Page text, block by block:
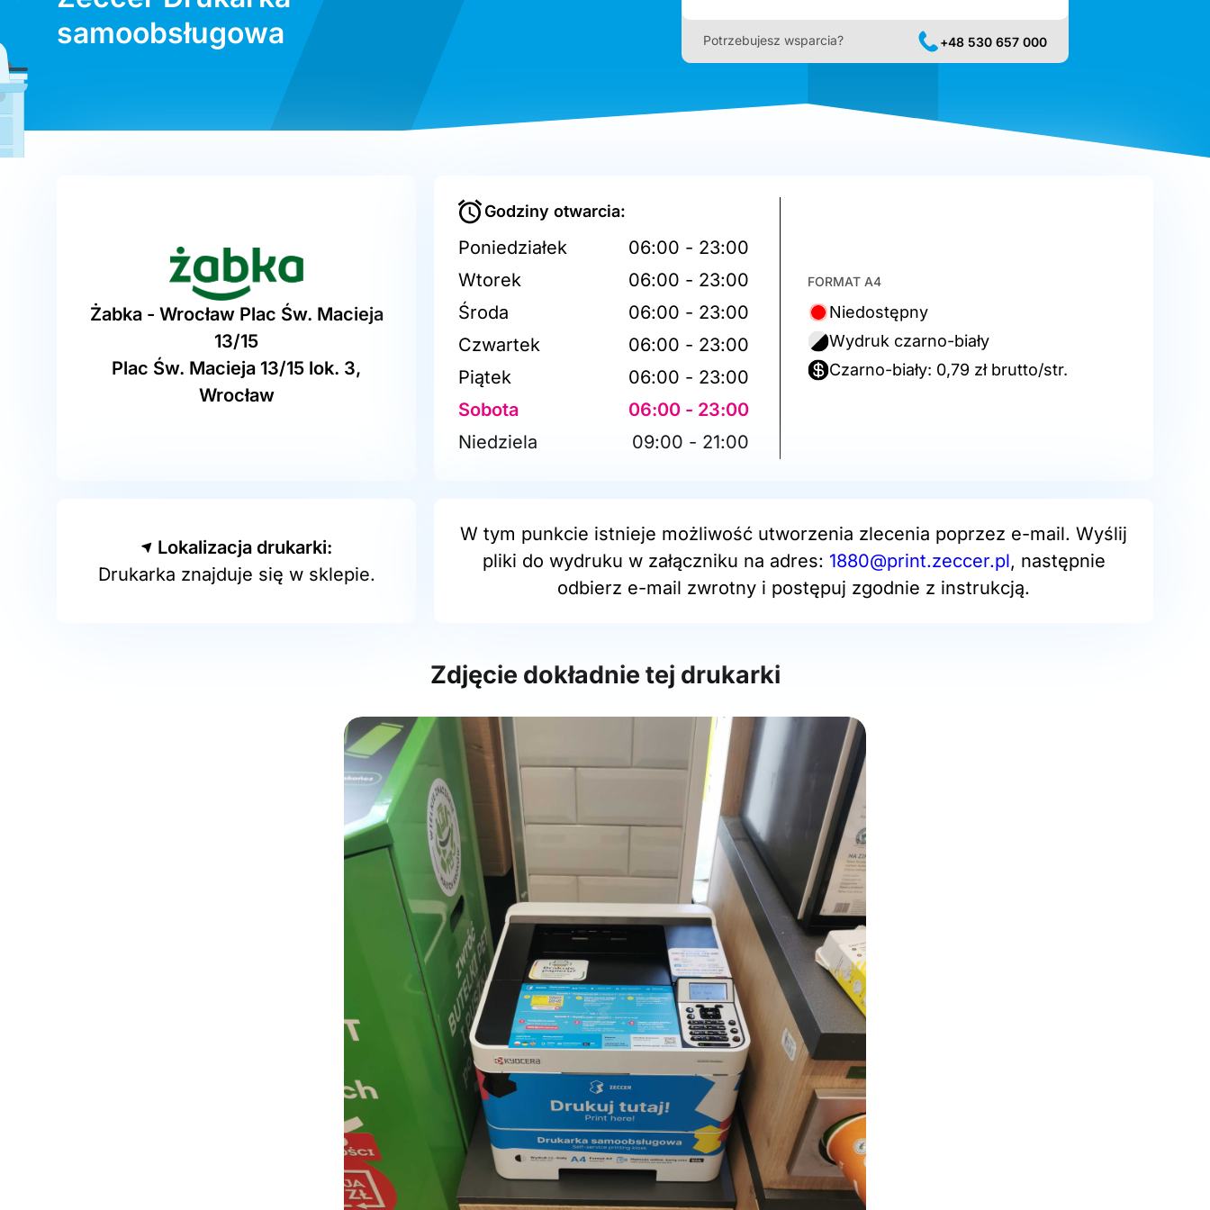
samoobsługowa
Potrzebujesz wsparcia? +48 530 657 000
Żabka - Wrocław Plac Św. Macieja
13/15
Plac Św. Macieja 13/15 lok. 3,
Wrocław
Godziny otwarcia:
Poniedziałek
06:00 - 23:00
Wtorek
06:00 - 23:00
Środa
06:00 - 23:00
Czwartek
06:00 - 23:00
Piątek
06:00 - 23:00
Sobota
06:00 - 23:00
Niedziela
09:00 - 21:00
FORMAT A4
Niedostępny
Wydruk czarno-biały
Czarno-biały: 0,79 zł brutto/str.
Lokalizacja drukarki:
Drukarka znajduje się w sklepie.
W tym punkcie istnieje możliwość utworzenia zlecenia poprzez e-mail. Wyślij
pliki do wydruku w załączniku na adres: 1880@print.zeccer.pl, następnie
odbierz e-mail zwrotny i postępuj zgodnie z instrukcją.
Zdjęcie dokładnie tej drukarki